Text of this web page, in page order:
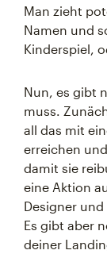
Man zieht
Namen und
Kinderspiel,
Nun, es gibt
muss.
all das mit
erreichen
damit sie
eine Aktion
Designer
Es gibt aber
deiner